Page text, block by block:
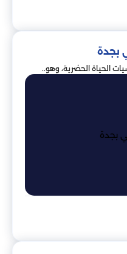
الحياة الحضرية، وهو..